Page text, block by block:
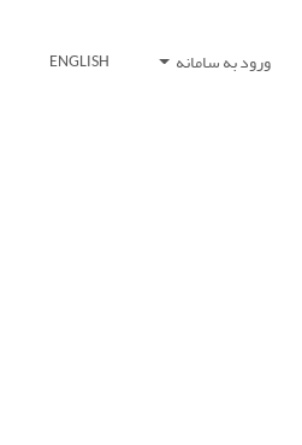
ورود به سامانه ENGLISH